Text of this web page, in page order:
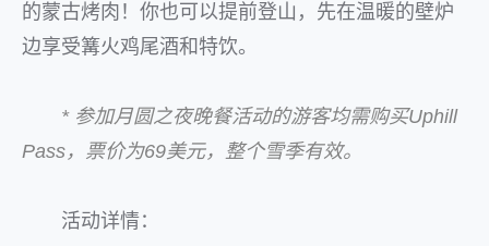
的蒙古烤肉！你也可以提前登山，先在温暖的壁炉
边享受篝火鸡尾酒和特饮。
* 参加月圆之夜晚餐活动的游客均需购买Uphill
Pass，票价为69美元，整个雪季有效。
活动详情：